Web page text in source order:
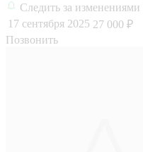
Следить за изменениями
17 сентября 2025 27 000 ₽
Позвонить